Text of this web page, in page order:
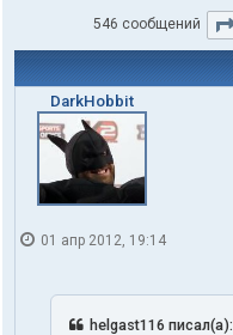
546 сообщений
DarkHobbit
01 апр 2012, 19:14
helgast116 писал(а):